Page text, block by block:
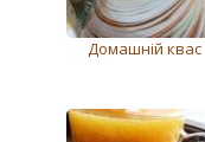
Домашній квас